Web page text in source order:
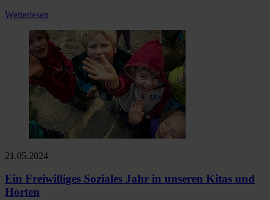
Weiterlesen
21.05.2024
Ein Freiwilliges Soziales Jahr in unseren Kitas und
Horten